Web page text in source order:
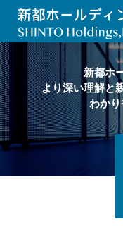
新都ホ
より深い理解と
わかり